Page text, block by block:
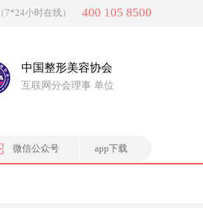
400 105 8500
（7*24小时在线）
中国整形美容协会
互联网分会理事 单位
微信公众号 app下载